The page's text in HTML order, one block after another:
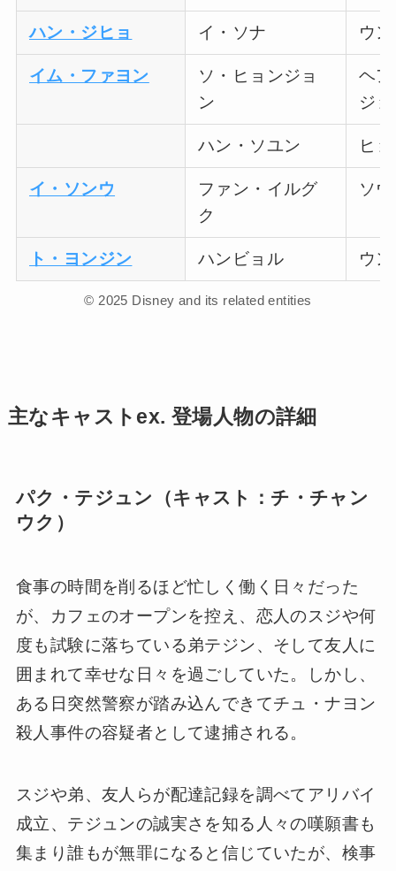
ハン・ジヒョ イ・ソナ ウ
イム・ファヨン
ソ・ヒョンジョ
ン
ヘ
ジ
ハン・ソユン ヒ
イ・ソンウ
ファン・イルグ
ク
ソ
ト・ヨンジン ハンビョル ウ
© 2025 Disney and its related entities
主なキャストex. 登場人物の詳細
パク・テジュン（キャスト：チ・チャン
ウク）
食事の時間を削るほど忙しく働く日々だった
が、カフェのオープンを控え、恋人のスジや何
度も試験に落ちている弟テジン、そして友人に
囲まれて幸せな日々を過ごしていた。しかし、
ある日突然警察が踏み込んできてチュ・ナヨン
殺人事件の容疑者として逮捕される。
スジや弟、友人らが配達記録を調べてアリバイ
成立、テジュンの誠実さを知る人々の嘆願書も
集まり誰もが無罪になると信じていたが、検事